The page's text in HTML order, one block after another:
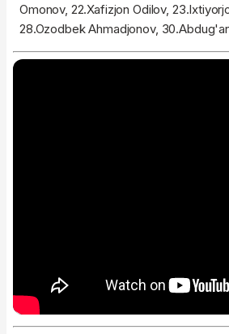
Omonov, 22.Xafizjon Odilov,
28.Ozodbek Ahmadjonov,